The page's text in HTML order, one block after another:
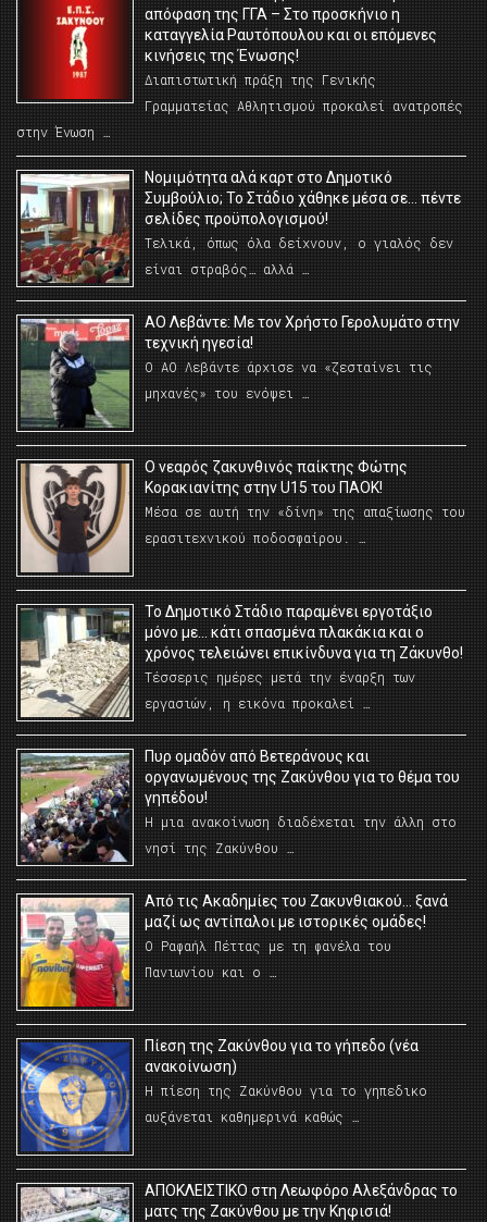
απόφαση της ΓΓΑ – Στο προσκήνιο η
καταγγελία Ραυτόπουλου και οι επόμενες
κινήσεις της Ένωσης!
Διαπιστωτική πράξη της Γενικής
Γραμματείας Αθλητισμού προκαλεί ανατροπές
στην Ένωση …
Νομιμότητα αλά καρτ στο Δημοτικό
Συμβούλιο; Το Στάδιο χάθηκε μέσα σε… πέντε
σελίδες προϋπολογισμού!
Τελικά, όπως όλα δείχνουν, ο γιαλός δεν
είναι στραβός… αλλά …
ΑΟ Λεβάντε: Με τον Χρήστο Γερολυμάτο στην
τεχνική ηγεσία!
Ο ΑΟ Λεβάντε άρχισε να «ζεσταίνει τις
μηχανές» του ενόψει …
O νεαρός ζακυνθινός παίκτης Φώτης
Κορακιανίτης στην U15 του ΠΑΟΚ!
Μέσα σε αυτή την «δίνη» της απαξίωσης του
ερασιτεχνικού ποδοσφαίρου. …
Το Δημοτικό Στάδιο παραμένει εργοτάξιο
μόνο με… κάτι σπασμένα πλακάκια και ο
χρόνος τελειώνει επικίνδυνα για τη Ζάκυνθο!
Τέσσερις ημέρες μετά την έναρξη των
εργασιών, η εικόνα προκαλεί …
Πυρ ομαδόν από Βετεράνους και
οργανωμένους της Ζακύνθου για το θέμα του
γηπέδου!
Η μια ανακοίνωση διαδέχεται την άλλη στο
νησί της Ζακύνθου …
Από τις Ακαδημίες του Ζακυνθιακού… ξανά
μαζί ως αντίπαλοι με ιστορικές ομάδες!
Ο Ραφαήλ Πέττας με τη φανέλα του
Πανιωνίου και ο …
Πίεση της Ζακύνθου για το γήπεδο (νέα
ανακοίνωση)
Η πίεση της Ζακύνθου για το γηπεδικο
αυξάνεται καθημερινά καθώς …
AΠΟΚΛΕΙΣΤΙΚΟ στη Λεωφόρο Αλεξάνδρας το
ματς της Ζακύνθου με την Κηφισιά!